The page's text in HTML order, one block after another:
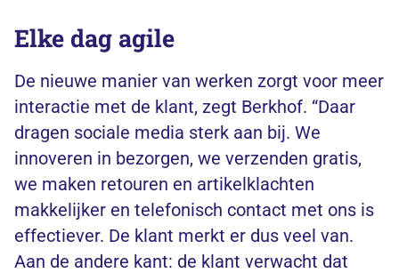
Elke dag agile
De nieuwe manier van werken zorgt voor meer
interactie met de klant, zegt Berkhof. “Daar
dragen sociale media sterk aan bij. We
innoveren in bezorgen, we verzenden gratis,
we maken retouren en artikelklachten
makkelijker en telefonisch contact met ons is
effectiever. De klant merkt er dus veel van.
Aan de andere kant: de klant verwacht dat